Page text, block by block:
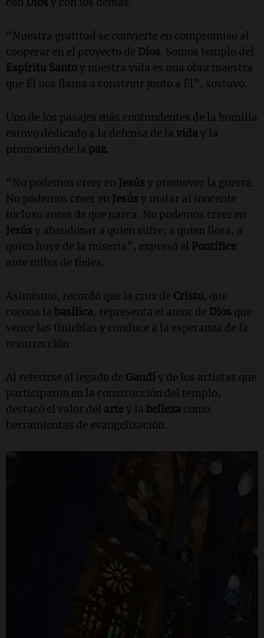
“Nuestra gratitud se convierte en compromiso al
cooperar en el proyecto de Dios. Somos templo del
Espíritu Santoy nuestra vida es una obra maestra
que Él nos llama a construir junto a Él”, sostuvo.
Uno de los pasajes más contundentes de la homilía
estuvo dedicado a la defensa de la vida y la
promoción de la paz.
“No podemos creer en Jesús y promover la guerra.
No podemos creer en Jesús y matar al inocente
incluso antes de que nazca. No podemos creer en
Jesús y abandonar a quien sufre, a quien llora, a
quien huye de la miseria”, expresó el Pontífice
ante miles de fieles.
Asimismo, recordó que la cruz de Cristo, que
corona la basílica, representa el amor de Dios que
vence las tinieblas y conduce a la esperanza de la
resurrección.
Al referirse al legado de Gaudíy de los artistas que
participaron en la construcción del templo,
destacó el valor del artey la belleza como
herramientas de evangelización.